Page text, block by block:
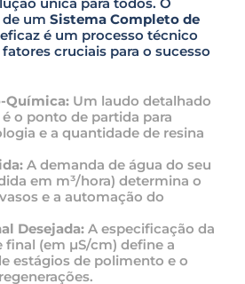
um Sistema Completo de
eficaz é um processo técnico
cruciais para o sucesso
Química: Um laudo detalhado
o ponto de partida para
e a quantidade de resina
A demanda de água do seu
em m³/hora) determina o
e a automação do
Desejada: A especificação da
(em µS/cm) define a
estágios de polimento e o